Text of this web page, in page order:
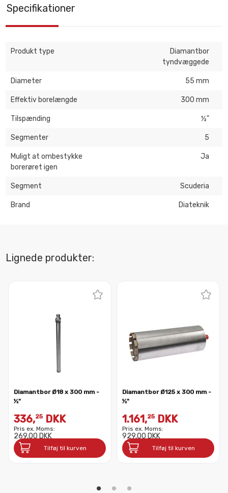
Specifikationer
Produkt type
Diamantbor
tyndvæggede
Diameter 55 mm
Effektiv borelængde 300 mm
Tilspænding ½"
Segmenter 5
Muligt at ombestykke
borerøret igen
Ja
Segment Scuderia
Brand Diateknik
Lignede produkter:
Diamantbor Ø18 x 300 mm -
½"
336,25 DKK
Pris ex. Moms:
269,00 DKK
Tilføj til kurven
Diamantbor Ø125 x 300 mm -
½"
1.161,25 DKK
Pris ex. Moms:
929,00 DKK
Tilføj til kurven